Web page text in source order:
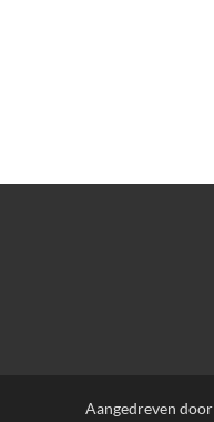
Aangedreven door